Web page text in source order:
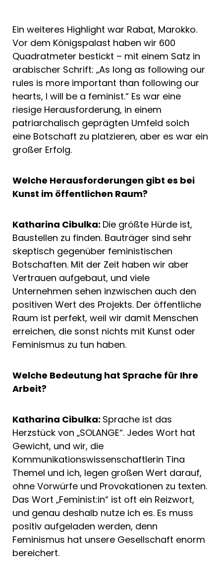
Ein weiteres Highlight war Rabat, Marokko.
Vor dem Königspalast haben wir 600
Quadratmeter bestickt – mit einem Satz in
arabischer Schrift: „As long as following our
rules is more important than following our
hearts, I will be a feminist.“ Es war eine
riesige Herausforderung, in einem
patriarchalisch geprägten Umfeld solch
eine Botschaft zu platzieren, aber es war ein
großer Erfolg.
Welche Herausforderungen gibt es bei
Kunst im öffentlichen Raum?
Katharina Cibulka: Die größte Hürde ist,
Baustellen zu finden. Bauträger sind sehr
skeptisch gegenüber feministischen
Botschaften. Mit der Zeit haben wir aber
Vertrauen aufgebaut, und viele
Unternehmen sehen inzwischen auch den
positiven Wert des Projekts. Der öffentliche
Raum ist perfekt, weil wir damit Menschen
erreichen, die sonst nichts mit Kunst oder
Feminismus zu tun haben.
Welche Bedeutung hat Sprache für Ihre
Arbeit?
Katharina Cibulka: Sprache ist das
Herzstück von „SOLANGE“. Jedes Wort hat
Gewicht, und wir, die
Kommunikationswissenschaftlerin Tina
Themel und ich, legen großen Wert darauf,
ohne Vorwürfe und Provokationen zu texten.
Das Wort „Feminist:in“ ist oft ein Reizwort,
und genau deshalb nutze ich es. Es muss
positiv aufgeladen werden, denn
Feminismus hat unsere Gesellschaft enorm
bereichert.